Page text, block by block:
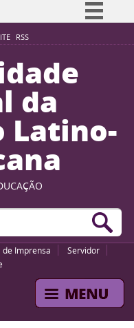
RSS
Simplifique!
Participe
Acesso à informação
Legislação
Canais
da
Latino-
de Imprensa
Servidor